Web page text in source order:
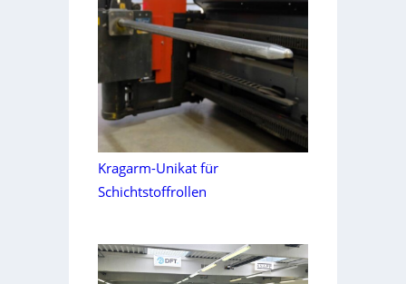
Kragarm-Unikat für
Schichtstoffrollen